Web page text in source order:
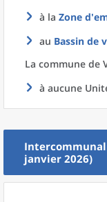
à la Zone
au Bassin de
La commune de
à aucune
janvier 2026)